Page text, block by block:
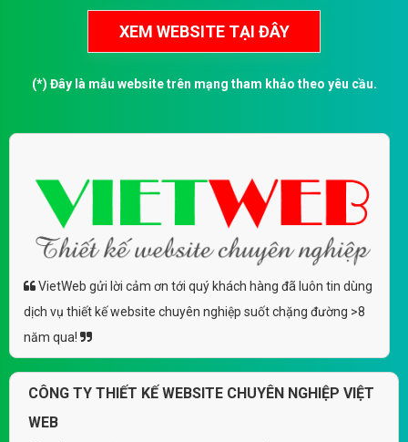
(*) Đây là mẫu website trên mạng tham khảo theo yêu cầu.
VietWeb gửi lời cảm ơn tới quý khách hàng đã luôn tin dùng
dịch vụ thiết kế website chuyên nghiệp suốt chặng đường >8
năm qua!
CÔNG TY THIẾT KẾ WEBSITE CHUYÊN NGHIỆP VIỆT
WEB